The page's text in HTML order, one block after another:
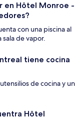
en Hôtel Monroe -
con una piscina al
de vapor.
tiene cocina
de cocina y un
Hôtel